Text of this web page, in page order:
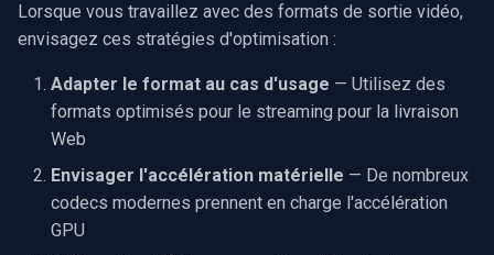
Lorsque vous travaillez avec des formats de sortie vidéo,
envisagez ces stratégies d'optimisation :
Adapter le format au cas d'usage — Utilisez des
formats optimisés pour le streaming pour la livraison
Web
Envisager l'accélération matérielle — De nombreux
codecs modernes prennent en charge l'accélération
GPU